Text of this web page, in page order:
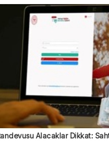
Alacaklar Dikkat: